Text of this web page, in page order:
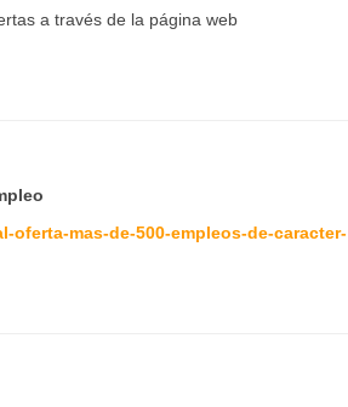
a través de la página web
oferta-mas-de-500-empleos-de-caracter-